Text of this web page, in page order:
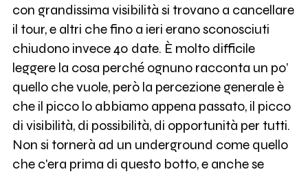
con grandissima visibilità si trovano a cancellare
il tour, e altri che fino a ieri erano sconosciuti
chiudono invece 40 date. È molto difficile
leggere la cosa perché ognuno racconta un po’
quello che vuole, però la percezione generale è
che il picco lo abbiamo appena passato, il picco
di visibilità, di possibilità, di opportunità per tutti.
Non si tornerà ad un underground come quello
che c'era prima di questo botto, e anche se